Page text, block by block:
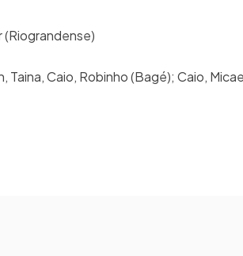
(Riograndense)
Caio, Robinho (Bagé); Caio,